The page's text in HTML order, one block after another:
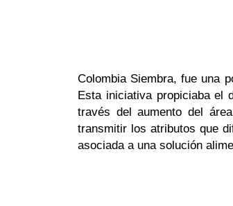
Colombia Siembra, fue una
Esta iniciativa propiciaba el
través del aumento del
transmitir los atributos que
asociada a una solución